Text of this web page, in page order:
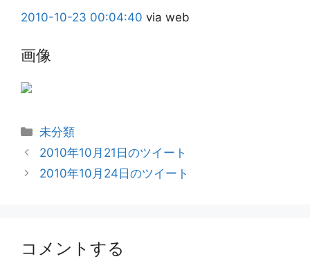
2010-10-23 00:04:40 via web
画像
カ
テ
リ
未分類
2010年10月21日のツイート
2010年10月24日のツイート
コメントする